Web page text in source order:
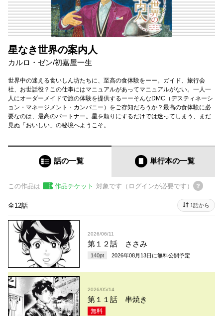
星なき世界の案内人
カルロ・ゼン/初嘉屋一生
世界中の迷える食いしん坊たちに、至高の食体験をーー。ガイド、旅行会
社、お世話役？この仕事にはマニュアルがあってマニュアルがない。一人一
人にオーダーメイドで旅の体験を提供するーーそんなDMC（デスティネーシ
ョン・マネージメント・カンパニー）をご存知だろうか？最高の食体験に必
要なのは、最高のパートナー。星を頼りにするだけでは迷ってしまう、まだ
見ぬ「おいしい」の秘境へようこそ。
話の一覧 単行本の一覧
この作品は 作品チケット 対象です（ログインが必要です）
全12話 1話から
2026/06/11
第１２話 ささみ
140pt 2026年08月13日 に無料公開予定
2026/05/14
第１１話 串焼き
無料